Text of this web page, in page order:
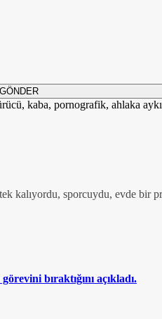
kaba, pornografik, ahlaka
kalıyordu, sporcuydu, evde
bıraktığını açıkladı.